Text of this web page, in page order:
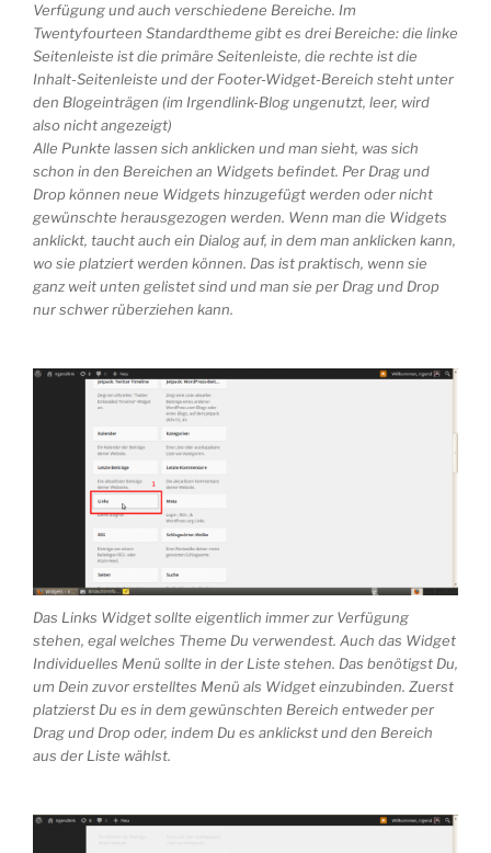
Verfügung und auch verschiedene Bereiche. Im
Twentyfourteen Standardtheme gibt es drei Bereiche: die linke
Seitenleiste ist die primäre Seitenleiste, die rechte ist die
Inhalt-Seitenleiste und der Footer-Widget-Bereich steht unter
den Blogeinträgen (im Irgendlink-Blog ungenutzt, leer, wird
also nicht angezeigt)
Alle Punkte lassen sich anklicken und man sieht, was sich
schon in den Bereichen an Widgets befindet. Per Drag und
Drop können neue Widgets hinzugefügt werden oder nicht
gewünschte herausgezogen werden. Wenn man die Widgets
anklickt, taucht auch ein Dialog auf, in dem man anklicken kann,
wo sie platziert werden können. Das ist praktisch, wenn sie
ganz weit unten gelistet sind und man sie per Drag und Drop
nur schwer rüberziehen kann.
Das Links Widget sollte eigentlich immer zur Verfügung
stehen, egal welches Theme Du verwendest. Auch das Widget
Individuelles Menü sollte in der Liste stehen. Das benötigst Du,
um Dein zuvor erstelltes Menü als Widget einzubinden. Zuerst
platzierst Du es in dem gewünschten Bereich entweder per
Drag und Drop oder, indem Du es anklickst und den Bereich
aus der Liste wählst.